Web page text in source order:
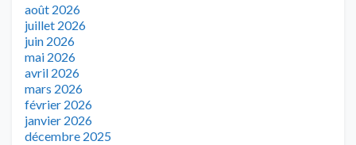
août 2026
juillet 2026
juin 2026
mai 2026
avril 2026
mars 2026
février 2026
janvier 2026
décembre 2025